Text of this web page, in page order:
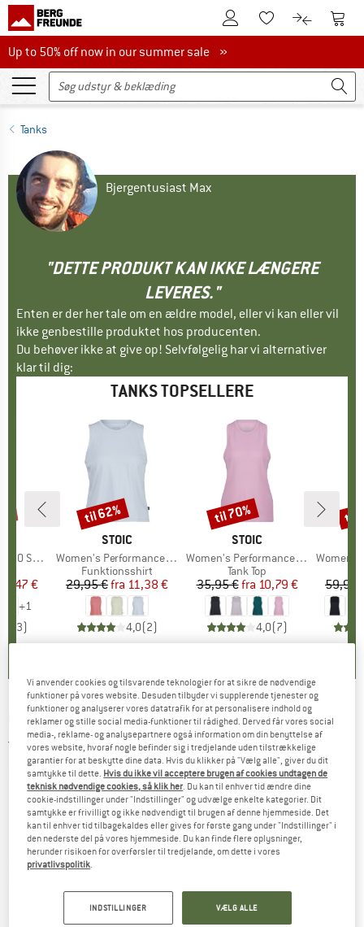
Til kundekontoenTil huskesedlen.
Til Til
Up to 50% off now in our summer sale
Up to 50% off now in our summer sale »
Tanks
Bjergentusiast Max
"DETTE PRODUKT KAN IKKE LÆNGERE
LEVERES."
Enten er der her tale om en ældre model, eller vi kan eller vil
ikke genbestille produktet hos producenten.
Du behøver ikke at give op! Selvfølgelig har vi alternativer
klar til dig:
TANKS TOPSELLERE
Tank
pris
€
+1
3)
MÆRKE
STOIC
Artikel
Women's PerformanceMerino BorgholmSt. Tank
Produktgruppe
Funktionsshirt
Pris
29,95 € Nedsat pris
fra 11,38 €
4,0(2)
Rabat
til 62%
MÆRKE
STOIC
Artikel
Women's PerformanceMerino SpikenSt. Tank
Produktgruppe
Tank Top
Pris
35,95 € Nedsat pris
fra 10,79 €
4,0(7)
Rabat
til 70%
Artikel
Women's
59,95
til
PROTEST -PRTBlavand Singlet - Tank Top
1,5(2)
Vi anvender cookies og tilsvarende teknologier for at sikre de nødvendige
funktioner på vores website. Desuden tilbyder vi supplerende tjenester og
funktioner og analyserer vores datatrafik for at personalisere indhold og
reklamer og stille social media-funktioner til rådighed. Derved får vores social
media-, reklame- og analysepartnere også information om din benyttelse af
vores website, hvoraf nogle befinder sig i tredjelande uden tilstrækkelige
garantier for at beskytte dine data. Hvis du klikker på "Vælg alle", giver du dit
samtykke til dette. Hvis du ikke vil acceptere brugen af cookies undtagen de
teknisk nødvendige cookies, så klik her. Du kan til enhver tid ændre dine
cookie-indstillinger under "Indstillinger" og udvælge enkelte kategorier. Dit
samtykke er frivilligt og ikke nødvendigt til brugen af denne hjemmeside. Det
kan til enhver tid tilbagekaldes eller gives for første gang under "Indstillinger" i
den nederste del på vores hjemmeside. Du kan finde flere oplysninger,
herunder risikoen for overførsler til tredjelande, om dette i vores
privatlivspolitik.
INDSTILLINGER VÆLG ALLE